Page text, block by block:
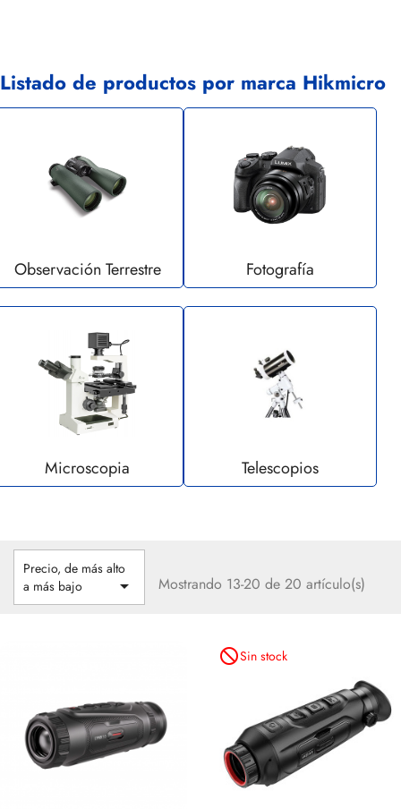
Listado de productos por marca Hikmicro
Observación Terrestre Fotografía
Microscopia Telescopios
Precio, de más alto
a más bajo
 Mostrando 13-20 de 20 artículo(s)
not_interestedSin stock